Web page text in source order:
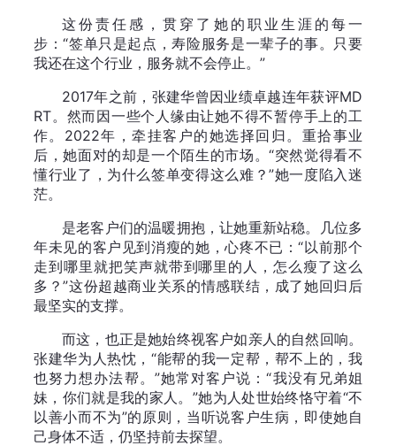
这份责任感，贯穿了她的职业生涯的每一
步：“签单只是起点，寿险服务是一辈子的事。只要
我还在这个行业，服务就不会停止。”
2017年之前，张建华曾因业绩卓越连年获评MD
RT。然而因一些个人缘由让她不得不暂停手上的工
作。2022年，牵挂客户的她选择回归。重拾事业
后，她面对的却是一个陌生的市场。“突然觉得看不
懂行业了，为什么签单变得这么难？”她一度陷入迷
茫。
是老客户们的温暖拥抱，让她重新站稳。几位多
年未见的客户见到消瘦的她，心疼不已：“以前那个
走到哪里就把笑声就带到哪里的人，怎么瘦了这么
多？”这份超越商业关系的情感联结，成了她回归后
最坚实的支撑。
而这，也正是她始终视客户如亲人的自然回响。
张建华为人热忱，“能帮的我一定帮，帮不上的，我
也努力想办法帮。”她常对客户说：“我没有兄弟姐
妹，你们就是我的家人。”她为人处世始终恪守着“不
以善小而不为”的原则，当听说客户生病，即使她自
己身体不适，仍坚持前去探望。